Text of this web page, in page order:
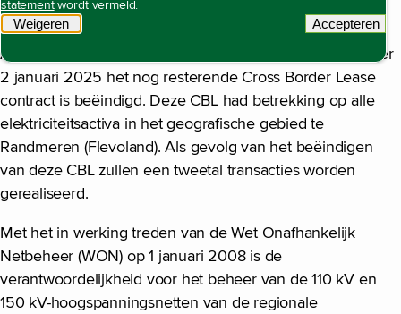
statementwordt vermeld.
Weigeren
Accepteren
Beëindiging Cross Border Lease
Alliander heeft de contractuele optie gelicht waardoor per
2 januari 2025 het nog resterende Cross Border Lease
contract is beëindigd. Deze CBL had betrekking op alle
elektriciteitsactiva in het geografische gebied te
Randmeren (Flevoland). Als gevolg van het beëindigen
van deze CBL zullen een tweetal transacties worden
gerealiseerd.
Met het in werking treden van de Wet Onafhankelijk
Netbeheer (WON) op 1 januari 2008 is de
verantwoordelijkheid voor het beheer van de 110 kV en
150 kV-hoogspanningsnetten van de regionale